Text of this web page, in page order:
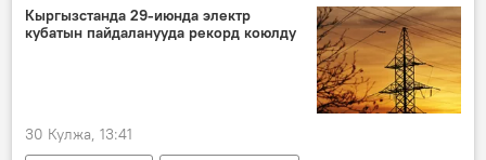
фестиваль
музыкант
Маданият
Кыргызстанда 29-июнда электр
кубатын пайдаланууда рекорд коюлду
30 Кулжа, 13:41